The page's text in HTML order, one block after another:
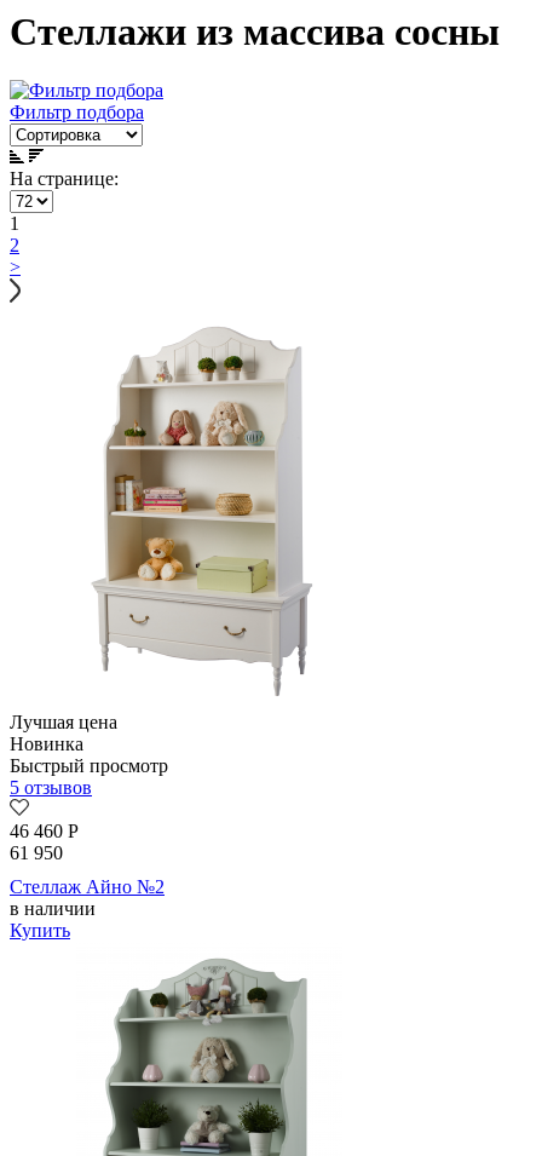
Стеллажи из массива сосны
Фильтр подбора
На странице:
1
2
>
Лучшая цена
Новинка
Быстрый просмотр
5 отзывов
46 460 Р
61 950
Стеллаж Айно №2
в наличии
Купить